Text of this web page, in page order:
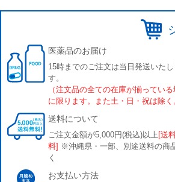
医薬品のお届け
15時までのご注文は当日発送いたし
す。
（注文品の全ての在庫が揃ってい
に限ります。また土・日・祝は除く
送料について
ご注文金額が5,000円(税込)以上 [送
料] ※沖縄県・一部、別途送料の商
く
お支払い方法